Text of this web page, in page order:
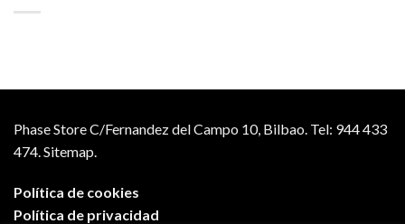
Phase Store C/Fernandez del Campo 10, Bilbao. Tel: 944 433
474. Sitemap.
Política de cookies
Política de privacidad